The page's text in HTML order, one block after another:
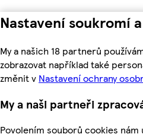
Nastavení soukromí
My a našich 18 partnerů
zobrazovat například také
změnit v Nastavení ochrany
My a naši partneři
Povolením souborů cookies